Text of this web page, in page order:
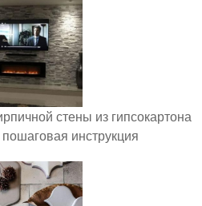
стены из гипсокартона
инструкция